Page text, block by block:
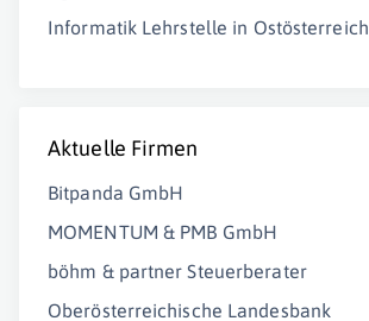
Informatik Lehrstelle in Ostösterreich
Aktuelle Firmen
Bitpanda GmbH
MOMENTUM & PMB GmbH
böhm & partner Steuerberater
Oberösterreichische Landesbank